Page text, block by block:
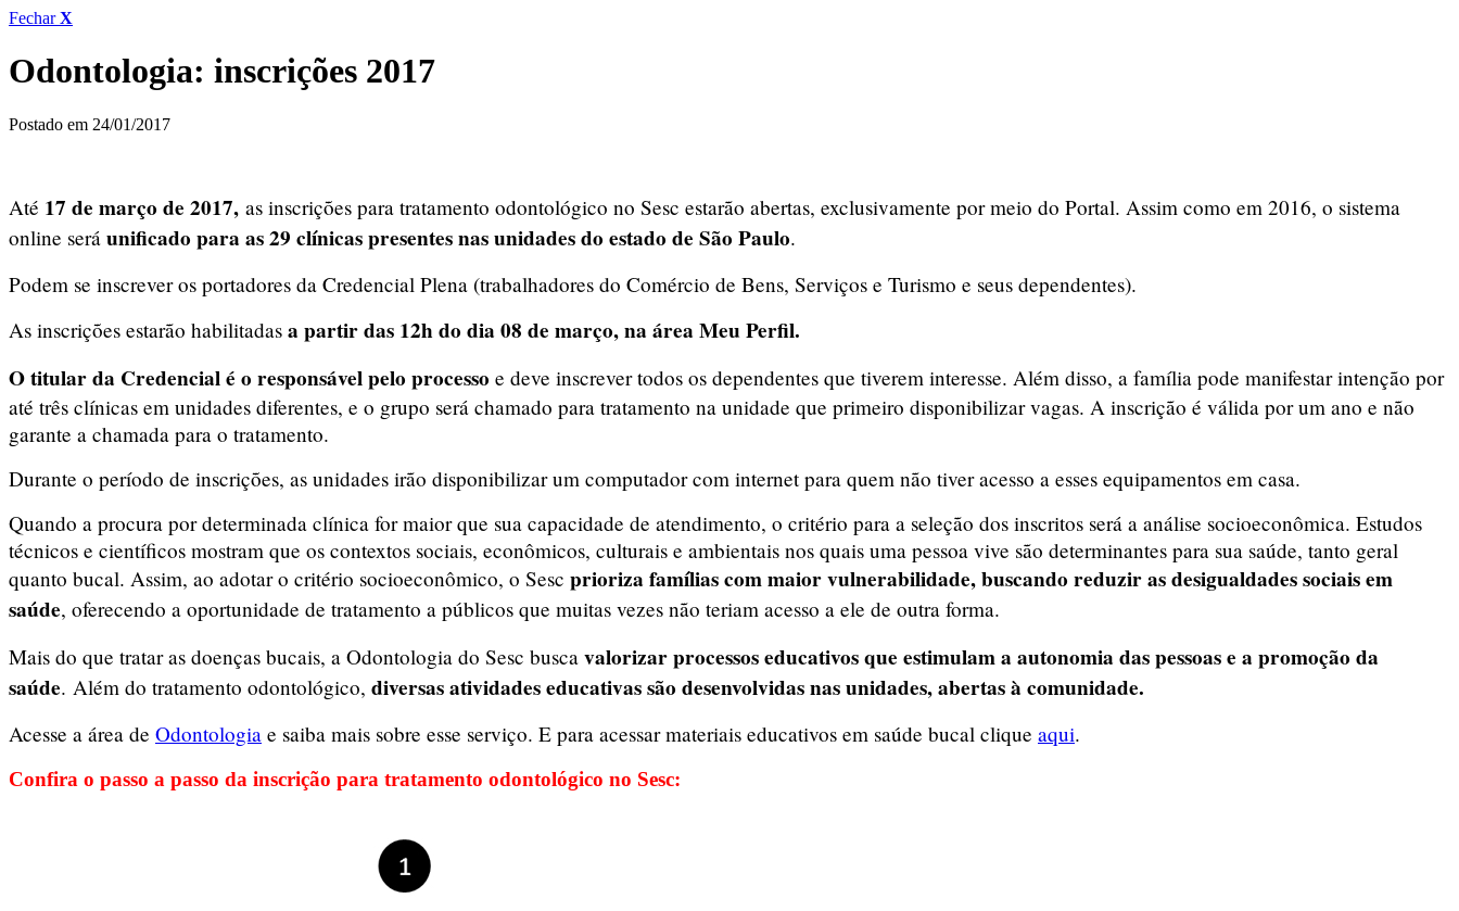
FecharX
Odontologia: inscrições 2017
Postado em 24/01/2017
Até 17 de março de 2017, as inscrições para tratamento odontológico no Sesc estarão abertas, exclusivamente por meio do Portal. Assim como em 2016, o sistema
online será unificado para as 29 clínicas presentes nas unidades do estado de São Paulo.
Podem se inscrever os portadores da Credencial Plena (trabalhadores do Comércio de Bens, Serviços e Turismo e seus dependentes).
As inscrições estarão habilitadas a partir das 12h do dia 08 de março, na área Meu Perfil.
O titular da Credencial é o responsável pelo processo e deve inscrever todos os dependentes que tiverem interesse. Além disso, a família pode manifestar intenção por
até três clínicas em unidades diferentes, e o grupo será chamado para tratamento na unidade que primeiro disponibilizar vagas. A inscrição é válida por um ano e não
garante a chamada para o tratamento.
Durante o período de inscrições, as unidades irão disponibilizar um computador com internet para quem não tiver acesso a esses equipamentos em casa.
Quando a procura por determinada clínica for maior que sua capacidade de atendimento, o critério para a seleção dos inscritos será a análise socioeconômica. Estudos
técnicos e científicos mostram que os contextos sociais, econômicos, culturais e ambientais nos quais uma pessoa vive são determinantes para sua saúde, tanto geral
quanto bucal. Assim, ao adotar o critério socioeconômico, o Sesc prioriza famílias com maior vulnerabilidade, buscando reduzir as desigualdades sociais em
saúde, oferecendo a oportunidade de tratamento a públicos que muitas vezes não teriam acesso a ele de outra forma.
Mais do que tratar as doenças bucais, a Odontologia do Sesc busca valorizar processos educativos que estimulam a autonomia das pessoas e a promoção da
saúde. Além do tratamento odontológico, diversas atividades educativas são desenvolvidas nas unidades, abertas à comunidade.
Acesse a área de Odontologia e saiba mais sobre esse serviço. E para acessar materiais educativos em saúde bucal clique aqui.
Confira o passo a passo da inscrição para tratamento odontológico no Sesc: